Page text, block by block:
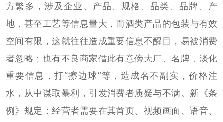
方繁多，涉及企业、产品、规格、品类、品牌、产
地，甚至工艺等信息量大，而酒类产品的包装与有效
空间有限，这就往往造成重要信息不醒目，易被消费
者忽略；也有不良商家借此有意傍大厂、名牌，淡化
重要信息，打“擦边球”等，造成名不副实，价格注
水，从中谋取暴利，引发消费者质疑与不满。新《条
例》规定：经营者需要在其首页、视频画面、语音、